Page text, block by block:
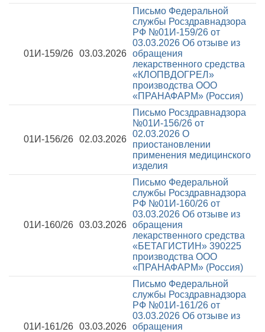
01И-159/26 03.03.2026
Письмо Федеральной
службы Росздравнадзора
РФ №01И-159/26 от
03.03.2026 Об отзыве из
обращения
лекарственного средства
«КЛОПВДОГРЕЛ»
производства ООО
«ПРАНАФАРМ» (Россия)
01И-156/26 02.03.2026
Письмо Росздравнадзора
№01И-156/26 от
02.03.2026 О
приостановлении
применения медицинского
изделия
01И-160/26 03.03.2026
Письмо Федеральной
службы Росздравнадзора
РФ №01И-160/26 от
03.03.2026 Об отзыве из
обращения
лекарственного средства
«БЕТАГИСТИН» 390225
производства ООО
«ПРАНАФАРМ» (Россия)
01И-161/26 03.03.2026
Письмо Федеральной
службы Росздравнадзора
РФ №01И-161/26 от
03.03.2026 Об отзыве из
обращения